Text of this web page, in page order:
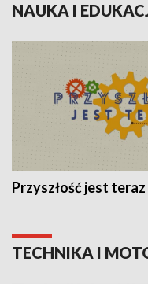
NAUKA I
Przyszłość jest teraz
TECHNIKA I